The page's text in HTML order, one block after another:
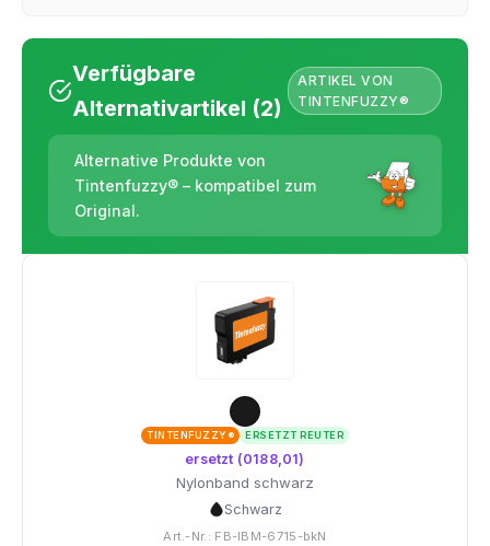
Verfügbare
Alternativartikel (2)
ARTIKEL VON
TINTENFUZZY®
Alternative Produkte von
Tintenfuzzy® – kompatibel zum
Original.
TINTENFUZZY® ERSETZT REUTER
ersetzt (0188,01)
Nylonband schwarz
Schwarz
Art.-Nr.: FB-IBM-6715-bkN